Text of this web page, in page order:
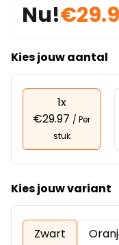
Nu!
Kies jouw aantal
1x
€29.97 / Per
stuk
Kies jouw variant
Zwart